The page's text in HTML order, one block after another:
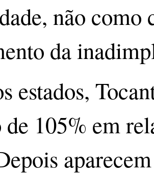
não como
da
estados,
de 105% em